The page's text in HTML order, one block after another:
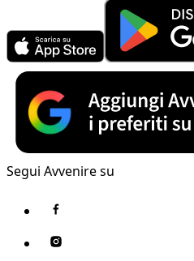
Segui Avvenire su